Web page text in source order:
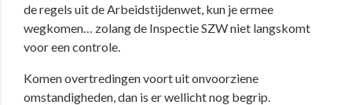
de regels uit de Arbeidstijdenwet, kun je ermee
wegkomen… zolang de Inspectie SZW niet langskomt
voor een controle.
Komen overtredingen voort uit onvoorziene
omstandigheden, dan is er wellicht nog begrip.